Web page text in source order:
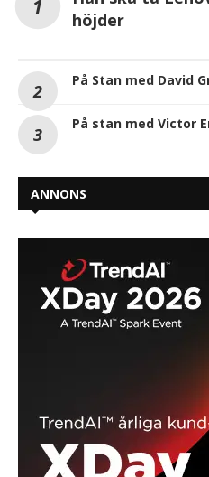
höjder
På Stan med David
På stan med Victor
ANNONS